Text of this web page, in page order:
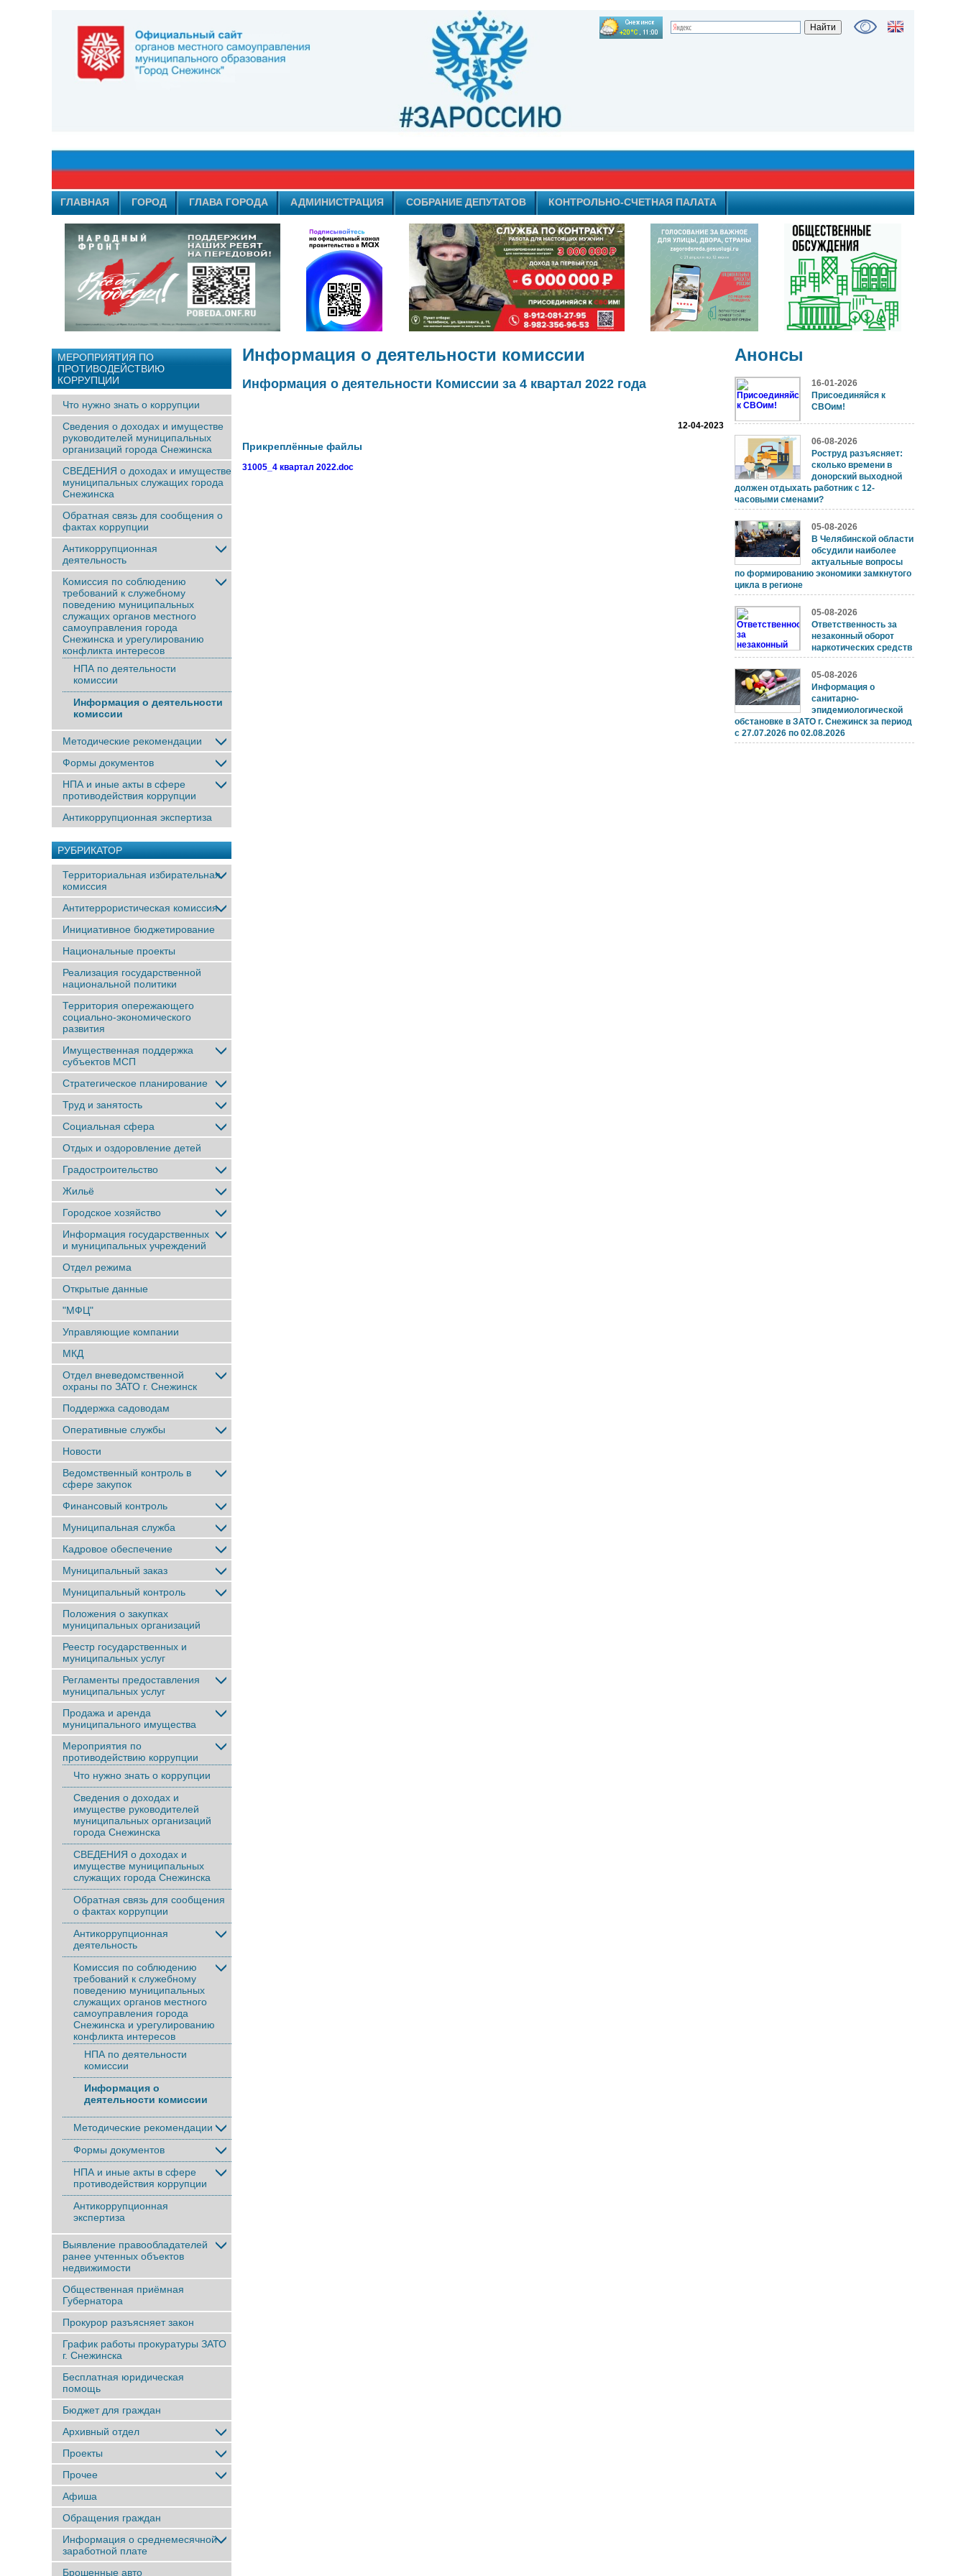
ГЛАВНАЯ ГОРОД ГЛАВА ГОРОДА АДМИНИСТРАЦИЯ СОБРАНИЕ ДЕПУТАТОВ КОНТРОЛЬНО-СЧЕТНАЯ ПАЛАТА
МЕРОПРИЯТИЯ ПО
ПРОТИВОДЕЙСТВИЮ
КОРРУПЦИИ
Что нужно знать о коррупции
Сведения о доходах и имуществе
руководителей муниципальных
организаций города Снежинска
СВЕДЕНИЯ о доходах и имуществе
муниципальных служащих города
Снежинска
Обратная связь для сообщения о
фактах коррупции
Антикоррупционная
деятельность
Комиссия по соблюдению
требований к служебному
поведению муниципальных
служащих органов местного
самоуправления города
Снежинска и урегулированию
конфликта интересов
НПА по деятельности
комиссии
Информация о деятельности
комиссии
Методические рекомендации
Формы документов
НПА и иные акты в сфере
противодействия коррупции
Антикоррупционная экспертиза
РУБРИКАТОР
Территориальная избирательная
комиссия
Антитеррористическая комиссия
Инициативное бюджетирование
Национальные проекты
Реализация государственной
национальной политики
Территория опережающего
социально-экономического
развития
Имущественная поддержка
субъектов МСП
Стратегическое планирование
Труд и занятость
Социальная сфера
Отдых и оздоровление детей
Градостроительство
Жильё
Городское хозяйство
Информация государственных
и муниципальных учреждений
Отдел режима
Открытые данные
"МФЦ"
Управляющие компании
МКД
Отдел вневедомственной
охраны по ЗАТО г. Снежинск
Поддержка садоводам
Оперативные службы
Новости
Ведомственный контроль в
сфере закупок
Финансовый контроль
Муниципальная служба
Кадровое обеспечение
Муниципальный заказ
Муниципальный контроль
Положения о закупках
муниципальных организаций
Реестр государственных и
муниципальных услуг
Регламенты предоставления
муниципальных услуг
Продажа и аренда
муниципального имущества
Мероприятия по
противодействию коррупции
Что нужно знать о коррупции
Сведения о доходах и
имуществе руководителей
муниципальных организаций
города Снежинска
СВЕДЕНИЯ о доходах и
имуществе муниципальных
служащих города Снежинска
Обратная связь для сообщения
о фактах коррупции
Антикоррупционная
деятельность
Комиссия по соблюдению
требований к служебному
поведению муниципальных
служащих органов местного
самоуправления города
Снежинска и урегулированию
конфликта интересов
НПА по деятельности
комиссии
Информация о
деятельности комиссии
Методические рекомендации
Формы документов
НПА и иные акты в сфере
противодействия коррупции
Антикоррупционная
экспертиза
Выявление правообладателей
ранее учтенныx объектов
недвижимости
Общественная приёмная
Губернатора
Прокурор разъясняет закон
График работы прокуратуры ЗАТО
г. Снежинска
Бесплатная юридическая
помощь
Бюджет для граждан
Архивный отдел
Проекты
Прочее
Афиша
Обращения граждан
Информация о среднемесячной
заработной плате
Брошенные авто
Информация о деятельности комиссии
Информация о деятельности Комиссии за 4 квартал 2022 года
12-04-2023
Прикреплённые файлы
31005_4 квартал 2022.doc
Анонсы
16-01-2026
Присоединяйся к
СВОим!
06-08-2026
Роструд разъясняет:
сколько времени в
донорский выходной
должен отдыхать работник с 12-
часовыми сменами?
05-08-2026
В Челябинской области
обсудили наиболее
актуальные вопросы
по формированию экономики замкнутого
цикла в регионе
05-08-2026
Ответственность за
незаконный оборот
наркотических средств
05-08-2026
Информация о
санитарно-
эпидемиологической
обстановке в ЗАТО г. Снежинск за период
с 27.07.2026 по 02.08.2026